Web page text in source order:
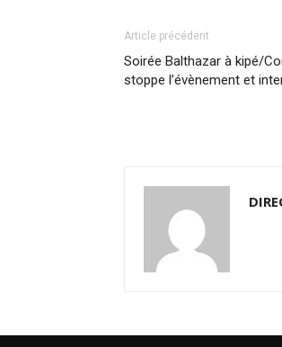
Article précédent
Soirée Balthazar à kipé/
stoppe l’évènement et